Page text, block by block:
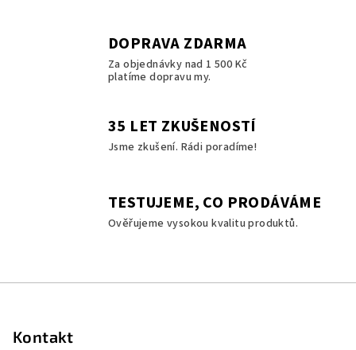
DOPRAVA ZDARMA
Za objednávky nad 1 500 Kč
platíme dopravu my.
35 LET ZKUŠENOSTÍ
Jsme zkušení. Rádi poradíme!
TESTUJEME, CO PRODÁVÁME
Ověřujeme vysokou kvalitu produktů.
Kontakt